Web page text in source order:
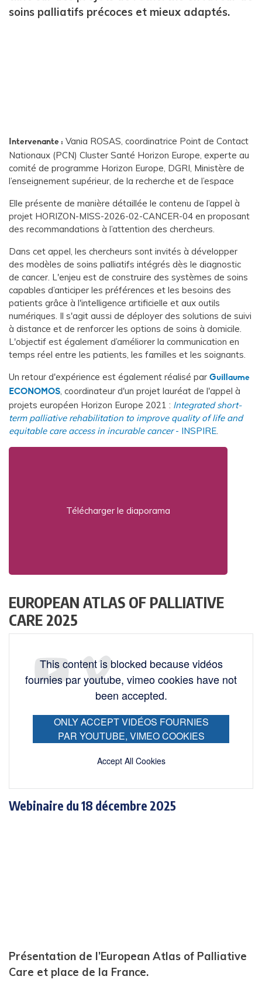
soins palliatifs précoces et mieux adaptés.
Intervenante : Vania ROSAS, coordinatrice Point de Contact
Nationaux (PCN) Cluster Santé Horizon Europe, experte au
comité de programme Horizon Europe, DGRI, Ministère de
l’enseignement supérieur, de la recherche et de l’espace
Elle présente de manière détaillée le contenu de l’appel à
projet HORIZON-MISS-2026-02-CANCER-04 en proposant
des recommandations à l’attention des chercheurs.
Dans cet appel, les chercheurs sont invités à développer
des modèles de soins palliatifs intégrés dès le diagnostic
de cancer. L'enjeu est de construire des systèmes de soins
capables d’anticiper les préférences et les besoins des
patients grâce à l'intelligence artificielle et aux outils
numériques. Il s'agit aussi de déployer des solutions de suivi
à distance et de renforcer les options de soins à domicile.
L'objectif est également d’améliorer la communication en
temps réel entre les patients, les familles et les soignants.
Un retour d'expérience est également réalisé par Guillaume
ECONOMOS, coordinateur d'un projet lauréat de l'appel à
projets européen Horizon Europe 2021 : Integrated short-
term palliative rehabilitation to improve quality of life and
equitable care access in incurable cancer- INSPIRE.
Télécharger le diaporama
EUROPEAN ATLAS OF PALLIATIVE
CARE 2025
This content is blocked because vidéos
fournies par youtube, vimeo cookies have not
been accepted.
ONLY ACCEPT VIDÉOS FOURNIES
PAR YOUTUBE, VIMEO COOKIES
Accept All Cookies
Webinaire du 18 décembre 2025
Présentation de l’European Atlas of Palliative
Care et place de la France.